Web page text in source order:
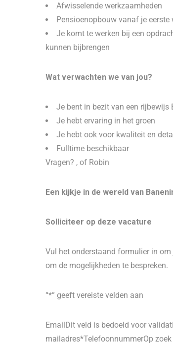
Afwisselende werkzaamheden
Pensioenopbouw vanaf je eerste
Je komt te werken bij een
kunnen bijbrengen
Wat verwachten we van jou?
Je bent in bezit van een rijbewijs
Je hebt ervaring in het groen
Je hebt ook voor kwaliteit en
Fulltime beschikbaar
Vragen? , of Robin
Een kijkje in de wereld van
Solliciteer op deze vacature
Vul het onderstaand formulier in
om de mogelijkheden te bespreken.
“*” geeft vereiste velden aan
EmailDit veld is bedoeld voor
mailadres*TelefoonnummerOp